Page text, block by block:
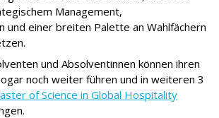
Management,
und einer breiten Palette an Wahlfächern
und Absolventinnen können ihren
noch weiter führen und in weiteren 3
of Science in Global Hospitality